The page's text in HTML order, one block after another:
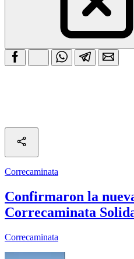
Correcaminata
Confirmaron la
Correcaminata
Correcaminata